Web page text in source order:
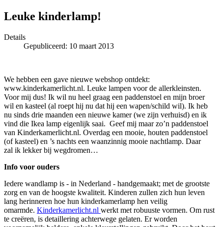
Leuke kinderlamp!
Details
Gepubliceerd: 10 maart 2013
We hebben een gave nieuwe webshop ontdekt:
www.kinderkamerlicht.nl. Leuke lampen voor de allerkleinsten.
Voor mij dus! Ik wil nu heel graag een paddenstoel en mijn broer
wil en kasteel (al roept hij nu dat hij een wapen/schild wil). Ik heb
nu sinds drie maanden een nieuwe kamer (we zijn verhuisd) en ik
vind die Ikea lamp eigenlijk saai. Geef mij maar zo’n paddenstoel
van Kinderkamerlicht.nl. Overdag een mooie, houten paddenstoel
(of kasteel) en ’s nachts een waanzinnig mooie nachtlamp. Daar
zal ik lekker bij wegdromen…
Info voor ouders
Iedere wandlamp is - in Nederland - handgemaakt; met de grootste
zorg en van de hoogste kwaliteit. Kinderen zullen zich hun leven
lang herinneren hoe hun kinderkamerlamp hen veilig
omarmde. Kinderkamerlicht.nl werkt met robuuste vormen. Om rust
te creëren, is detaillering achterwege gelaten. Er worden